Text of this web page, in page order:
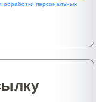
персональных